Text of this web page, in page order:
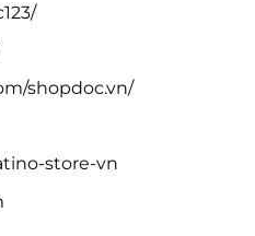
shopdoc.vn/
store-vn